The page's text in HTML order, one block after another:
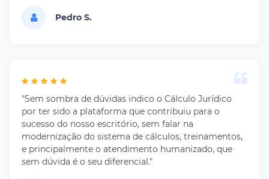
Pedro S.
"Sem sombra de dúvidas indico o Cálculo Jurídico
por ter sido a plataforma que contribuiu para o
sucesso do nosso escritório, sem falar na
modernização do sistema de cálculos, treinamentos,
e principalmente o atendimento humanizado, que
sem dúvida é o seu diferencial."